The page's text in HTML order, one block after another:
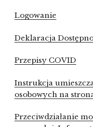
Logowanie
Deklaracja
Przepisy COVID
Instrukcja
osobowych na
Przeciwdziałanie